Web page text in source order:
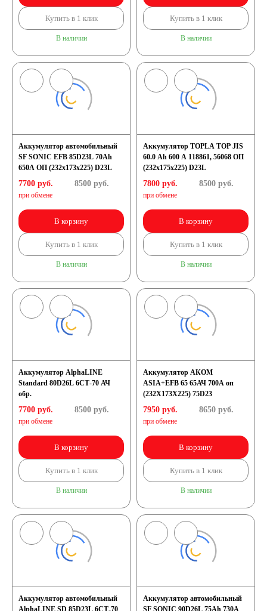
Купить в 1 клик
В наличии
Купить в 1 клик
В наличии
Аккумулятор автомобильный
SF SONIC EFB 85D23L 70Ah
650A ОП (232x173x225) D23L
7700 руб.
при обмене
8500руб.
В корзину
Купить в 1 клик
В наличии
Аккумулятор TOPLA TOP JIS
60.0 Ah 600 A 118861, 56068 ОП
(232х175х225) D23L
7800 руб.
при обмене
8500руб.
В корзину
Купить в 1 клик
В наличии
Аккумулятор AlphaLINE
Standard 80D26L 6СТ-70 АЧ
обр.
7700 руб.
при обмене
8500руб.
В корзину
Купить в 1 клик
В наличии
Аккумулятор АКОМ
ASIA+EFB 65 65АЧ 700A оп
(232X173X225) 75D23
7950 руб.
при обмене
8650руб.
В корзину
Купить в 1 клик
В наличии
Аккумулятор автомобильный
AlphaLINE SD 85D23L 6СТ-70
Аккумулятор автомобильный
SF SONIC 90D26L 75Ah 730A